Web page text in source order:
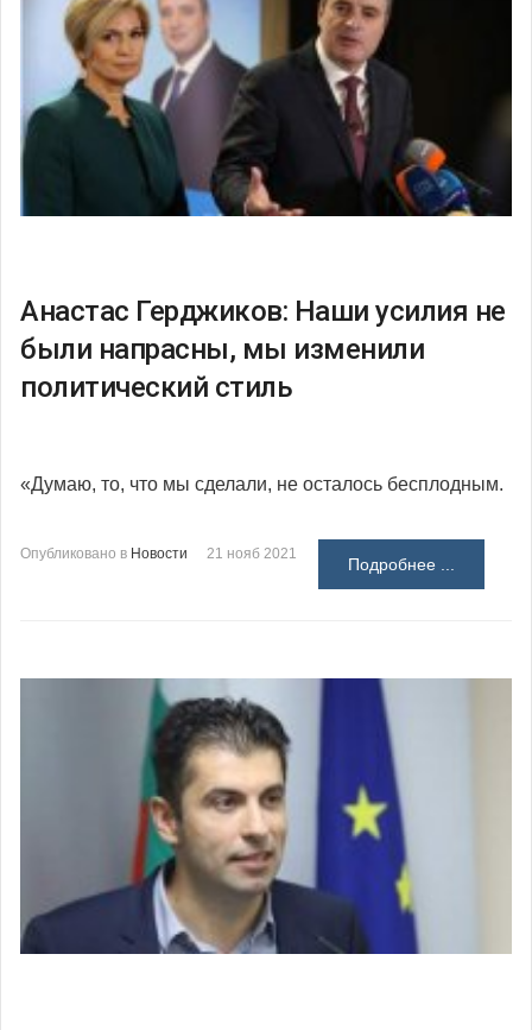
Анастас Герджиков: Наши усилия не
были напрасны, мы изменили
политический стиль
«Думаю, то, что мы сделали, не осталось бесплодным.
Опубликовано в Новости 21 нояб 2021
Подробнее ...